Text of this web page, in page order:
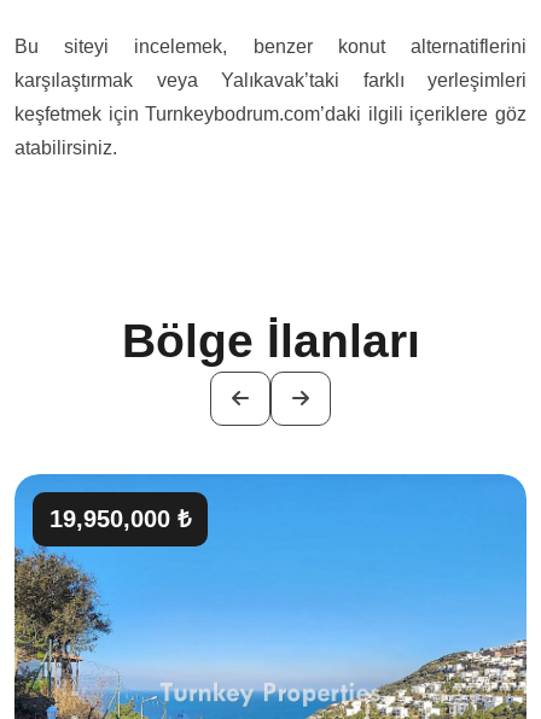
Bu siteyi incelemek, benzer konut alternatiflerini
karşılaştırmak veya Yalıkavak’taki farklı yerleşimleri
keşfetmek için Turnkeybodrum.com’daki ilgili içeriklere göz
atabilirsiniz.
Bölge İlanları
19,950,000 ₺